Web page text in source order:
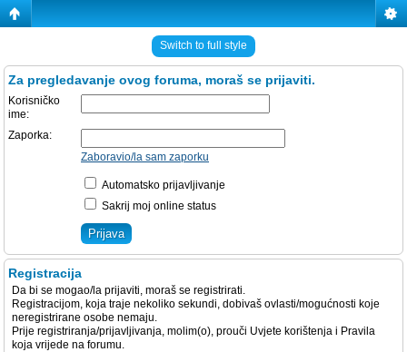
Switch to full style
Za pregledavanje ovog foruma, moraš se prijaviti.
Korisničko
ime:
Zaporka:
Zaboravio/la sam zaporku
Automatsko prijavljivanje
Sakrij moj online status
Registracija
Da bi se mogao/la prijaviti, moraš se registrirati.
Registracijom, koja traje nekoliko sekundi, dobivaš ovlasti/mogućnosti koje
neregistrirane osobe nemaju.
Prije registriranja/prijavljivanja, molim(o), prouči Uvjete korištenja i Pravila
koja vrijede na forumu.